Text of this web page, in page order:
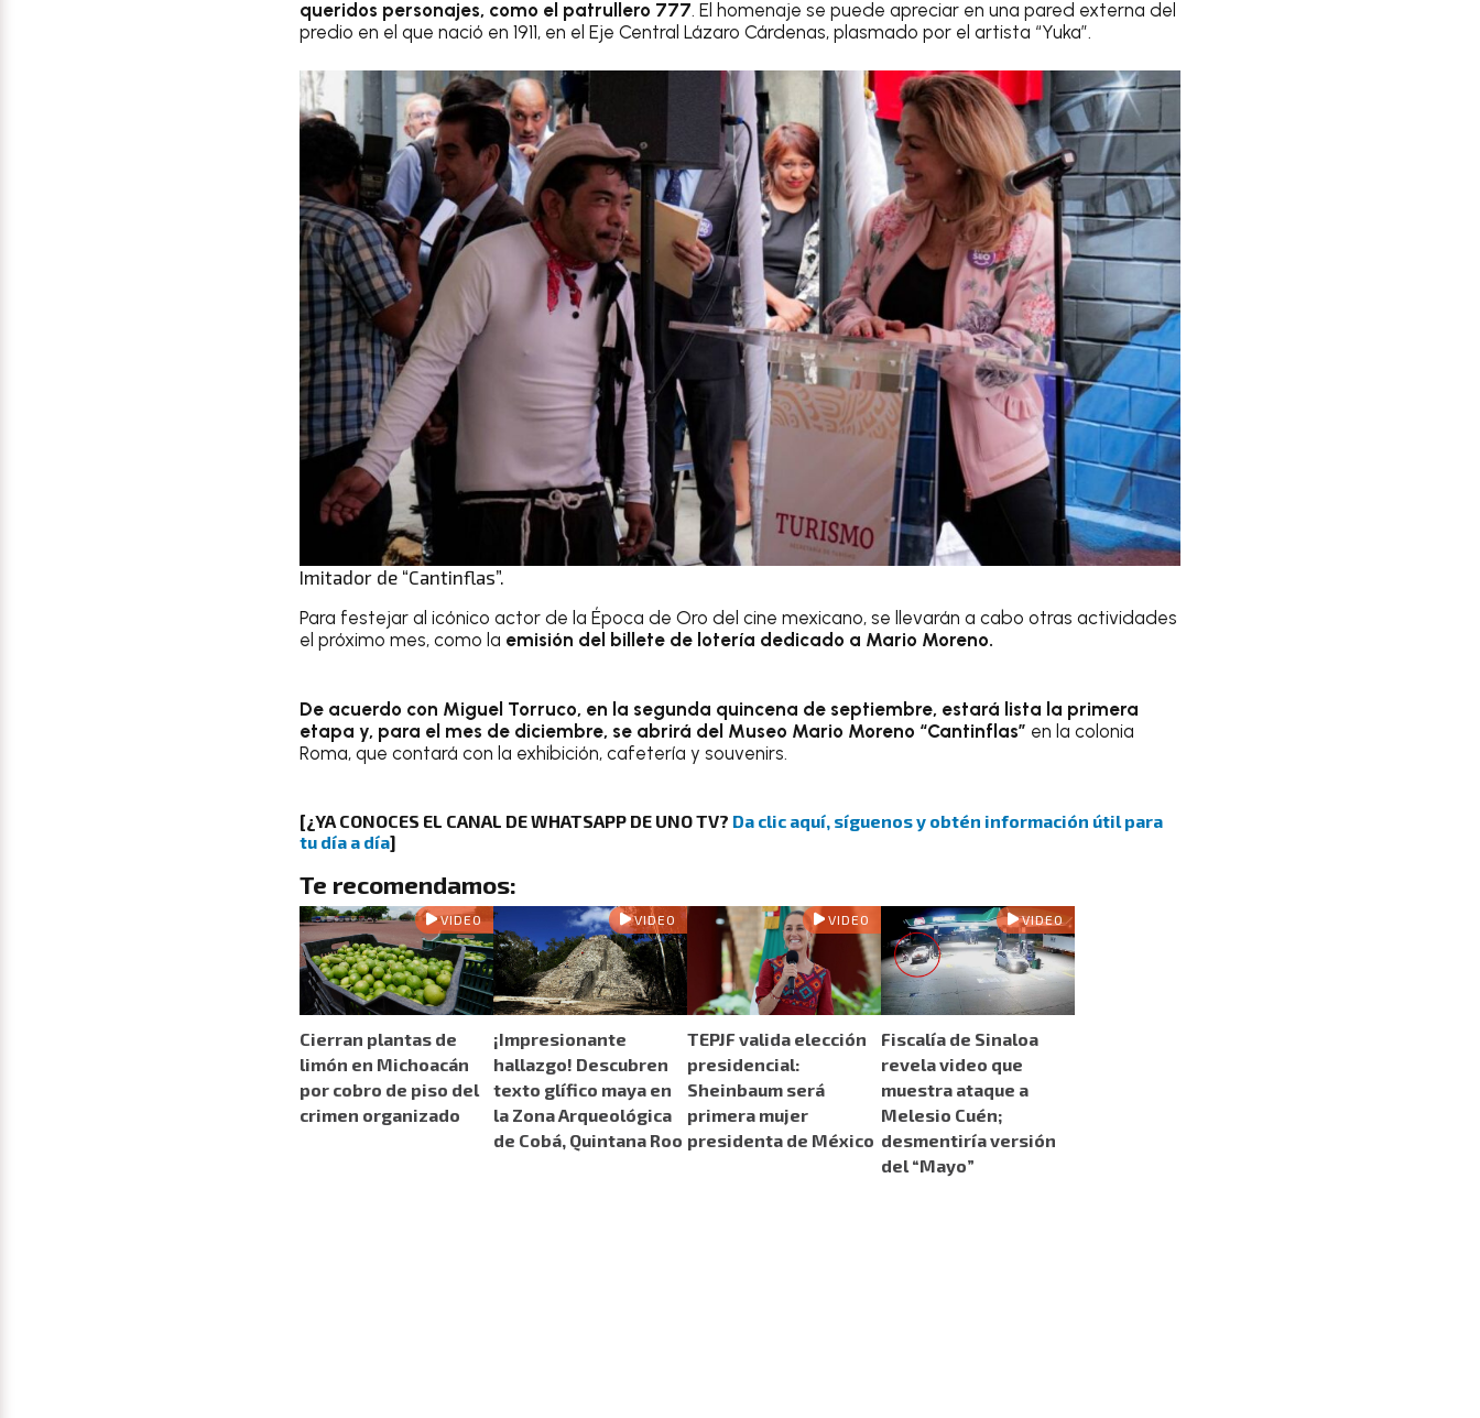
queridos personajes, como el patrullero 777. El homenaje se puede apreciar en una pared externa del
predio en el que nació en 1911, en el Eje Central Lázaro Cárdenas, plasmado por el artista “Yuka”.
Imitador de “Cantinflas”.
Para festejar al icónico actor de la Época de Oro del cine mexicano, se llevarán a cabo otras actividades
el próximo mes, como la emisión del billete de lotería dedicado a Mario Moreno.
De acuerdo con Miguel Torruco, en la segunda quincena de septiembre, estará lista la primera
etapa y, para el mes de diciembre, se abrirá del Museo Mario Moreno “Cantinflas” en la colonia
Roma, que contará con la exhibición, cafetería y souvenirs.
[¿YA CONOCES EL CANAL DE WHATSAPP DE UNO TV? Da clic aquí, síguenos y obtén información útil para
tu día a día]
Te recomendamos:
VIDEO
Cierran plantas de
limón en Michoacán
por cobro de piso del
crimen organizado
VIDEO
¡Impresionante
hallazgo! Descubren
texto glífico maya en
la Zona Arqueológica
de Cobá, Quintana Roo
VIDEO
TEPJF valida elección
presidencial:
Sheinbaum será
primera mujer
presidenta de México
VIDEO
Fiscalía de Sinaloa
revela video que
muestra ataque a
Melesio Cuén;
desmentiría versión
del “Mayo”